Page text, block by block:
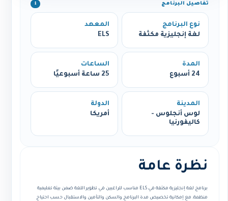
تفاصيل البرنامج ℹ️
نوع البرنامج
لغة إنجليزية مكثفة
المعهد
ELS
المدة
24 أسبوع
الساعات
25 ساعة أسبوعيًا
المدينة
لوس أنجلوس -
كاليفورنيا
الدولة
أمريكا
نظرة عامة
برنامج لغة إنجليزية مكثفة في ELS مناسب للراغبين في تطوير اللغة ضمن بيئة تعليمية
منظمة، مع إمكانية تخصيص مدة البرنامج والسكن والتأمين والاستقبال حسب احتياج